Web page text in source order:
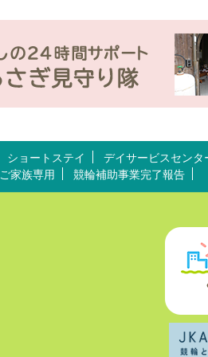
ショートステイ
デイサービスセンタ
ご家族専用 競輪補助事業完了報告